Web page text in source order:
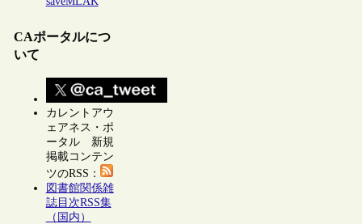
CAポータルにつ
いて
カレントアウ
ェアネス・ポ
ータル 新規
掲載コンテン
ツのRSS：
図書館関係雑
誌目次RSS集
（国内）